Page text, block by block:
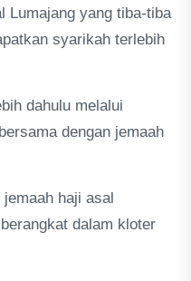
Lumajang yang tiba-tiba
syarikah terlebih
dahulu melalui
dengan jemaah
haji asal
dalam kloter